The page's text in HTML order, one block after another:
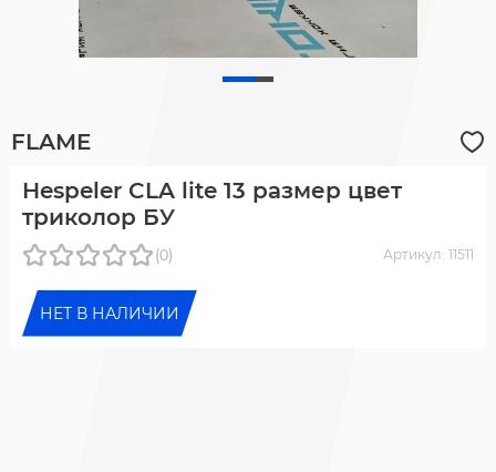
FLAME
Hespeler CLA lite 13 размер цвет
триколор БУ
(0) Артикул: 11511
НЕТ В НАЛИЧИИ